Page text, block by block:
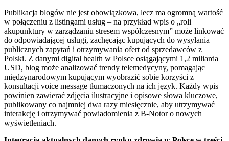
Publikacja blogów nie jest obowiązkowa, lecz ma ogromną wartość
w połączeniu z listingami usług – na przykład wpis o „roli
akupunktury w zarządzaniu stresem współczesnym” może linkować
do odpowiadającej usługi, zachęcając kupujących do wysyłania
publicznych zapytań i otrzymywania ofert od sprzedawców z
Polski. Z danymi digital health w Polsce osiągającymi 1,2 miliarda
USD, blog może analizować trendy telemedycyny, pomagając
międzynarodowym kupującym wyobrazić sobie korzyści z
konsultacji voice message tłumaczonych na ich język. Każdy wpis
powinien zawierać zdjęcia ilustracyjne i opisowe słowa kluczowe,
publikowany co najmniej dwa razy miesięcznie, aby utrzymywać
interakcję i otrzymywać powiadomienia z B-Notor o nowych
wyświetleniach.